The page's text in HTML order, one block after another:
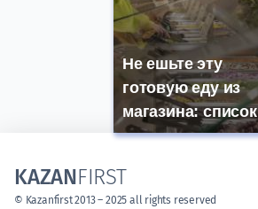
Не ешьте эту
готовую еду из
магазина: список
KAZANFIRST
© Kazanfirst 2013 – 2025 all rights reserved